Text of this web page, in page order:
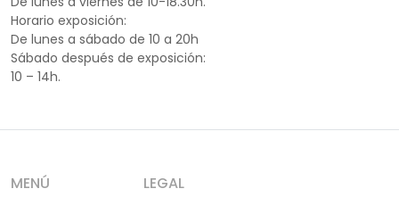
Horario exposición:
De lunes a sábado de 10 a 20h
Sábado después de exposición:
10 – 14h.
MENÚ LEGAL